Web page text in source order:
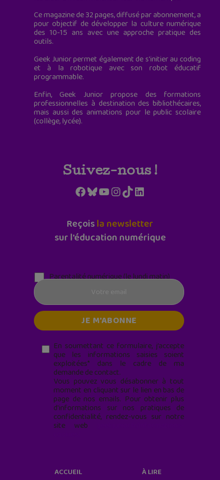
Ce magazine de 32 pages, diffusé par abonnement, a
pour objectif de développer la culture numérique
des 10-15 ans avec une approche pratique des
outils.
Geek Junior permet également de s'initier au coding
et à la robotique avec son robot éducatif
programmable.
Enfin, Geek Junior propose des formations
professionnelles à destination des bibliothécaires,
mais aussi des animations pour le public scolaire
(collège, lycée).
Suivez-nous !
Facebook
Bluesky
YouTube
Instagram
TikTokLinkedIn
Reçoisla newsletter
sur l'éducation numérique
Parentalité numérique (le lundi matin)
En soumettant ce formulaire, j’accepte
que les informations saisies soient
exploitées* dans le cadre de ma
demande de contact.
Vous pouvez vous désabonner à tout
moment en cliquant sur le lien en bas de
page de nos emails. Pour obtenir plus
d'informations sur nos pratiques de
confidentialité, rendez-vous sur notre
site web
ACCUEIL À LIRE